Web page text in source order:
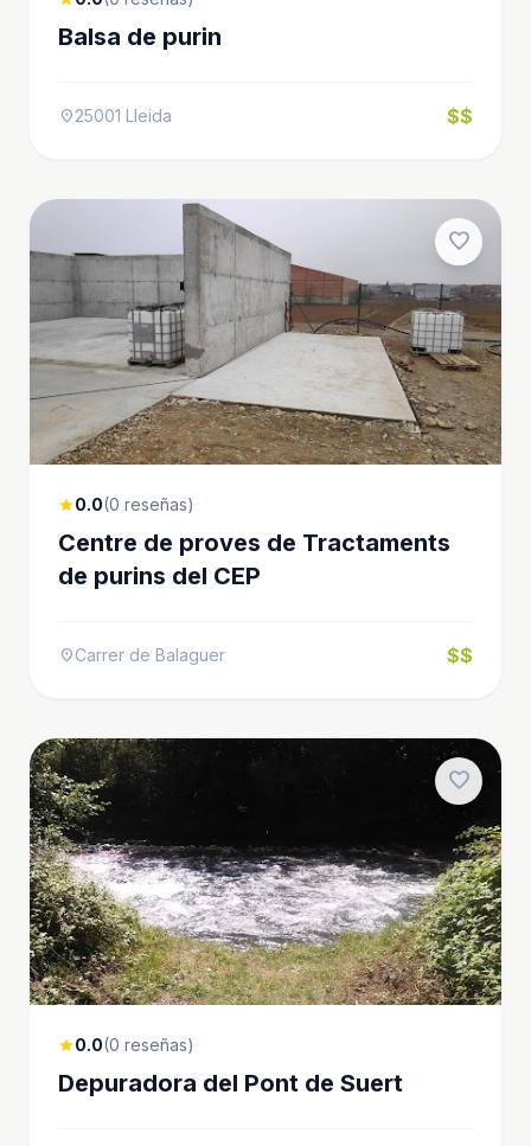
Balsa de purin
location_on25001 Lleida $$
favorite
star0.0(0 reseñas)
Centre de proves de Tractaments
de purins del CEP
location_onCarrer de Balaguer $$
favorite
star0.0(0 reseñas)
Depuradora del Pont de Suert